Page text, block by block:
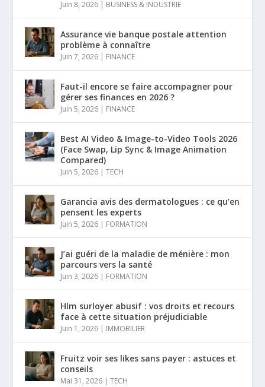
Juin 8, 2026 BUSINESS & INDUSTRIE
Assurance vie banque postale attention
problème à connaître
Juin 7, 2026 FINANCE
Faut-il encore se faire accompagner pour
gérer ses finances en 2026 ?
Juin 5, 2026 FINANCE
Best AI Video & Image-to-Video Tools 2026
(Face Swap, Lip Sync & Image Animation
Compared)
Juin 5, 2026 |TECH
Garancia avis des dermatologues : ce qu’en
pensent les experts
Juin 5, 2026 FORMATION
J’ai guéri de la maladie de ménière : mon
parcours vers la santé
Juin 3, 2026 FORMATION
Hlm surloyer abusif : vos droits et recours
face à cette situation préjudiciable
Juin 1, 2026 IMMOBILIER
Fruitz voir ses likes sans payer : astuces et
conseils
Mai 31, 2026 |TECH